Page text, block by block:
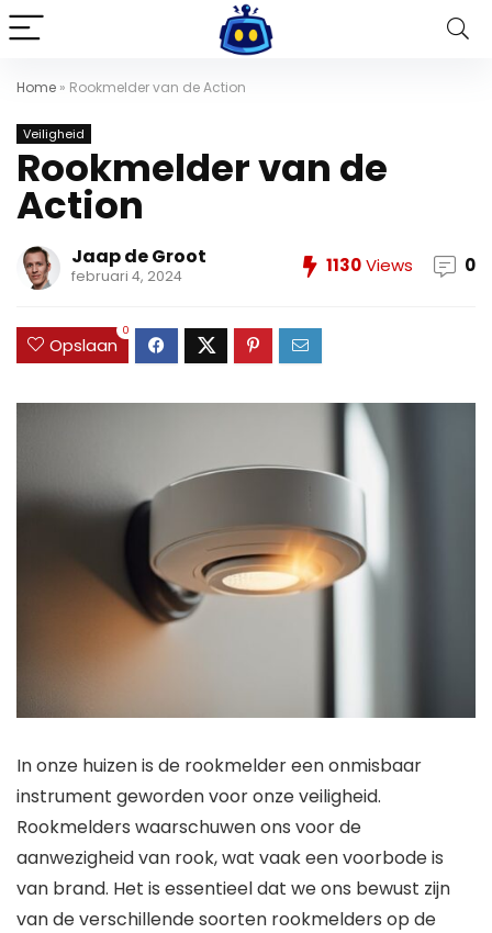
Home » Rookmelder van de Action
Veiligheid
Rookmelder van de
Action
Jaap de Groot
februari 4, 2024 1130Views 0
Opslaan
0
In onze huizen is de rookmelder een onmisbaar
instrument geworden voor onze veiligheid.
Rookmelders waarschuwen ons voor de
aanwezigheid van rook, wat vaak een voorbode is
van brand. Het is essentieel dat we ons bewust zijn
van de verschillende soorten rookmelders op de